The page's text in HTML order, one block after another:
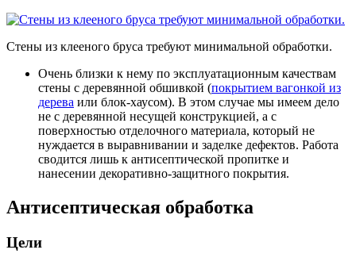
Стены из клееного бруса требуют минимальной обработки.
Очень близки к нему по эксплуатационным качествам
стены с деревянной обшивкой (покрытием вагонкой из
дерева или блок-хаусом). В этом случае мы имеем дело
не с деревянной несущей конструкцией, а с
поверхностью отделочного материала, который не
нуждается в выравнивании и заделке дефектов. Работа
сводится лишь к антисептической пропитке и
нанесении декоративно-защитного покрытия.
Антисептическая обработка
Цели